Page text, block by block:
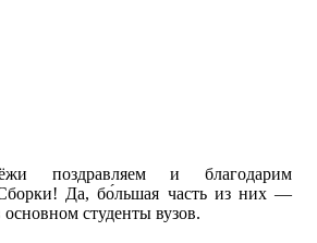
поздравляем и благодарим
Сборки! Да, бо́льшая часть из них —
студенты вузов.